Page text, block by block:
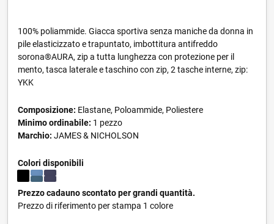
100% poliammide. Giacca sportiva senza maniche da donna in
pile elasticizzato e trapuntato, imbottitura antifreddo
sorona®AURA, zip a tutta lunghezza con protezione per il
mento, tasca laterale e taschino con zip, 2 tasche interne, zip:
YKK
Composizione: Elastane, Poloammide, Poliestere
Minimo ordinabile: 1 pezzo
Marchio: JAMES & NICHOLSON
Colori disponibili
Prezzo cadauno scontato per grandi quantità.
Prezzo di riferimento per stampa 1 colore